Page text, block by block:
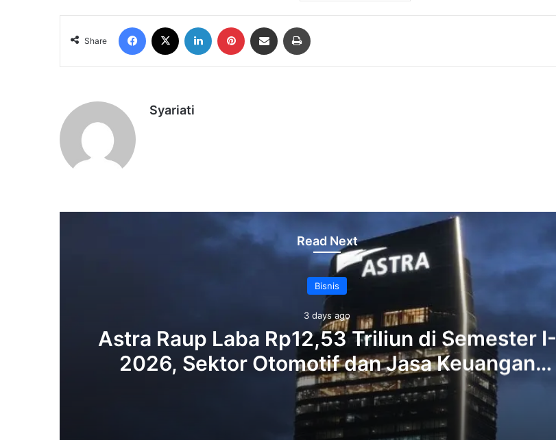
Share
Facebook LinkedIn Pinterest Share via Email
Syariati
Read Next
Bisnis
3 days ago
Astra Raup Laba Rp12,53 Triliun di Semester I-
2026, Sektor Otomotif dan Jasa Keuangan
Jadi Penopang‎‎